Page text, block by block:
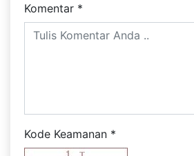
Komentar *
Kode Keamanan *